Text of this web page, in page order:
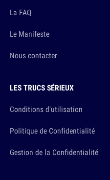
La FAQ
Le Manifeste
Nous contacter
LES TRUCS SÉRIEUX
Conditions d'utilisation
Politique de Confidentialité
Gestion de la Confidentialité